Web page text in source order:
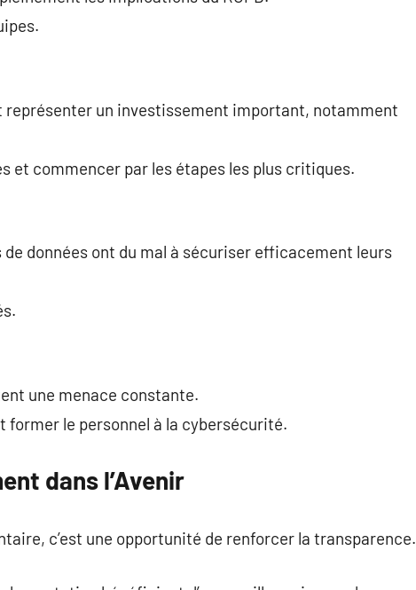
représenter un investissement important, notamment
et commencer par les étapes les plus critiques.
données ont du mal à sécuriser efficacement leurs
une menace constante.
le personnel à la cybersécurité.
dans l’Avenir
c’est une opportunité de renforcer la transparence.